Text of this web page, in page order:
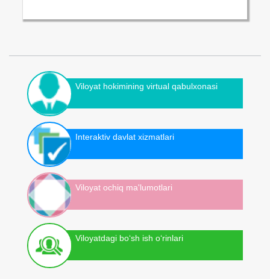
Viloyat hokimining virtual qabulxonasi
Interaktiv davlat xizmatlari
Viloyat ochiq ma'lumotlari
Viloyatdagi bo‘sh ish o‘rinlari